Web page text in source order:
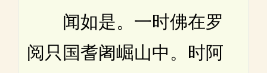
闻如是。一时佛在罗
阅只国耆阇崛山中。时阿